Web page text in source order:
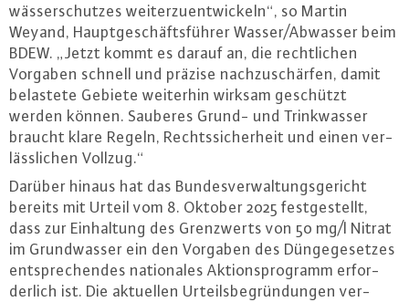
wäs­ser­schut­zes wei­ter­zu­ent­wi­ckeln“, so Martin
Weyand, Haupt­ge­schäfts­füh­rer Wasser/Abwasser beim
BDEW. „Jetzt kommt es darauf an, die recht­li­chen
Vorgaben schnell und präzise nach­zu­schär­fen, damit
belastete Gebiete weiterhin wirksam geschützt
werden können. Sauberes Grund- und Trink­was­ser
braucht klare Regeln, Rechts­si­cher­heit und einen ver­
läss­li­chen Vollzug.“
Darüber hinaus hat das Bun­des­ver­wal­tungs­ge­richt
bereits mit Urteil vom 8. Oktober 2025 fest­ge­stellt,
dass zur Ein­hal­tung des Grenz­werts von 50 mg/l Nitrat
im Grund­was­ser ein den Vorgaben des Dün­ge­ge­set­zes
ent­spre­chen­des na­tio­na­les Ak­ti­ons­pro­gramm er­for­
der­lich ist. Die aktuellen Ur­teils­be­grün­dun­gen ver­